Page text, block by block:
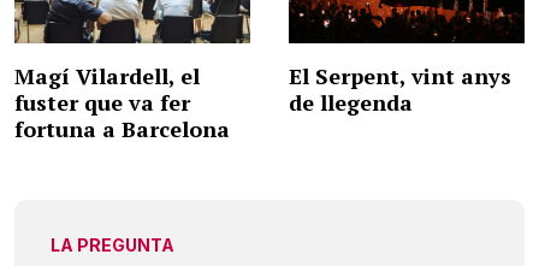
Magí Vilardell, el
fuster que va fer
fortuna a Barcelona
El Serpent, vint anys
de llegenda
LA PREGUNTA